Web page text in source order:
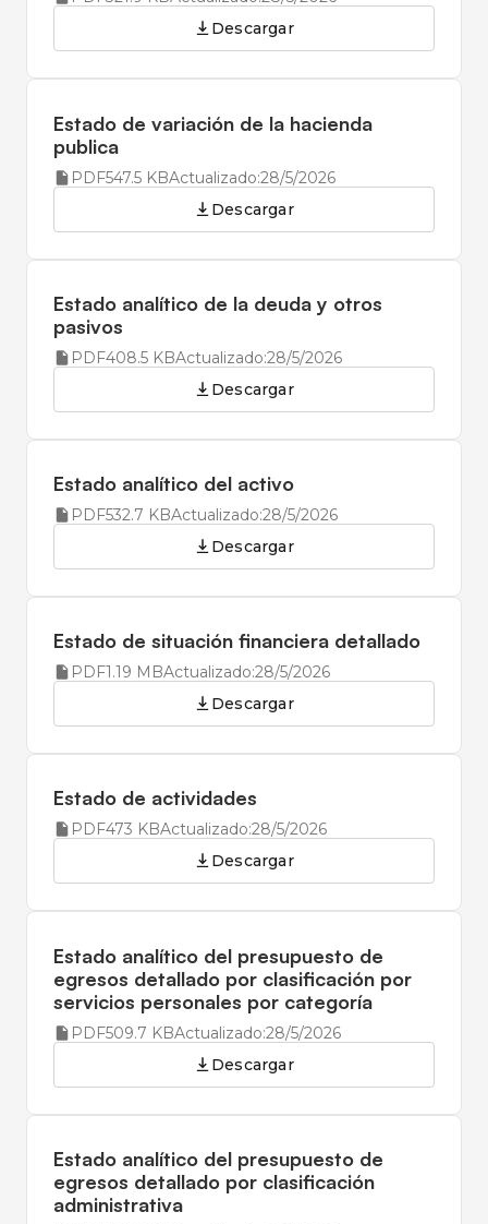
Descargar
Estado de variación de la hacienda
publica
PDF547.5 KBActualizado:28/5/2026
Descargar
Estado analítico de la deuda y otros
pasivos
PDF408.5 KBActualizado:28/5/2026
Descargar
Estado analítico del activo
PDF532.7 KBActualizado:28/5/2026
Descargar
Estado de situación financiera detallado
PDF1.19 MBActualizado:28/5/2026
Descargar
Estado de actividades
PDF473 KBActualizado:28/5/2026
Descargar
Estado analítico del presupuesto de
egresos detallado por clasificación por
servicios personales por categoría
PDF509.7 KBActualizado:28/5/2026
Descargar
Estado analítico del presupuesto de
egresos detallado por clasificación
administrativa